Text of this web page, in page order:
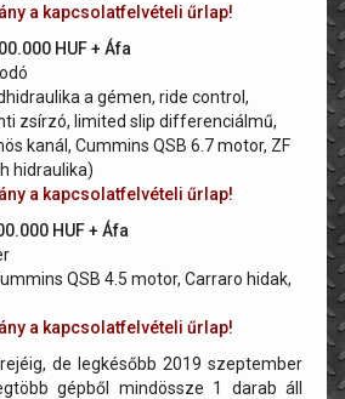
a kapcsolatfelvételi űrlap!
HUF + Áfa
a gémen, ride control,
zsírzó, limited slip differenciálmű,
kanál, Cummins QSB 6.7 motor, ZF
hidraulika)
a kapcsolatfelvételi űrlap!
HUF + Áfa
QSB 4.5 motor, Carraro hidak,
a kapcsolatfelvételi űrlap!
de legkésőbb 2019 szeptember
gépből mindössze 1 darab áll